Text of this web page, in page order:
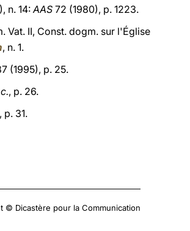
n. 14:AAS 72 (1980), p. 1223.
Vat. II, Const. dogm. sur l'Église
, n. 1.
(1995), p. 25.
, p. 26.
, p. 31.
© Dicastère pour la Communication